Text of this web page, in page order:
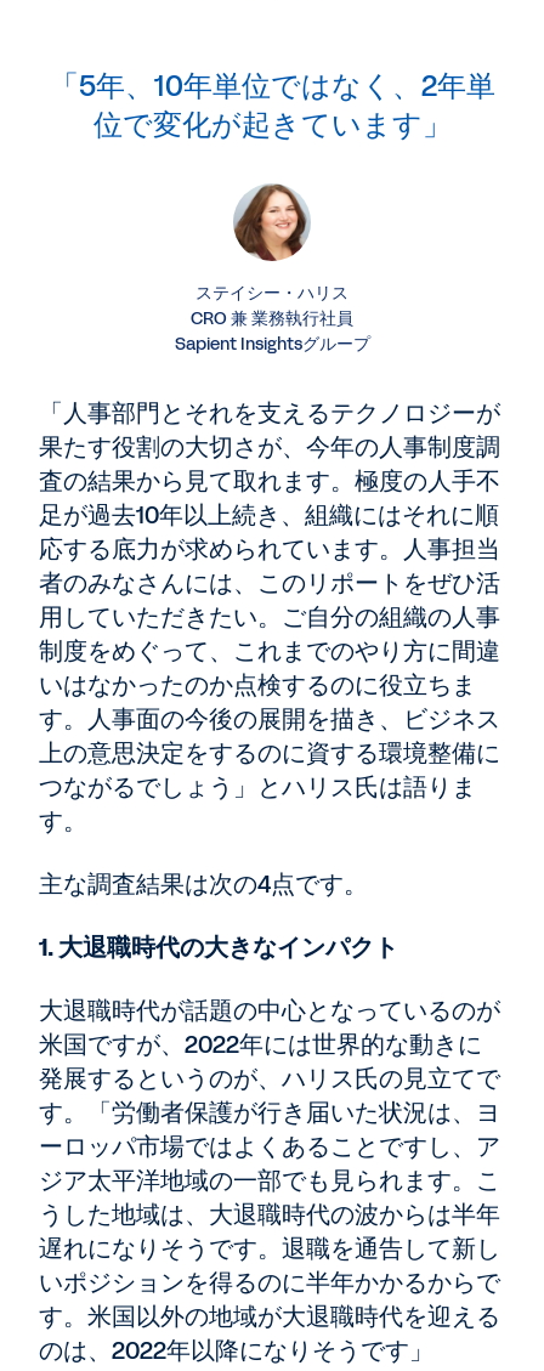
「5年、10年単位ではなく、2年単
位で変化が起きています」
ステイシー・ハリス
CRO 兼 業務執行社員
Sapient Insightsグループ
「人事部門とそれを支えるテクノロジーが
果たす役割の大切さが、今年の人事制度調
査の結果から見て取れます。極度の人手不
足が過去10年以上続き、組織にはそれに順
応する底力が求められています。人事担当
者のみなさんには、このリポートをぜひ活
用していただきたい。ご自分の組織の人事
制度をめぐって、これまでのやり方に間違
いはなかったのか点検するのに役立ちま
す。人事面の今後の展開を描き、ビジネス
上の意思決定をするのに資する環境整備に
つながるでしょう」とハリス氏は語りま
す。
主な調査結果は次の4点です。
1. 大退職時代の大きなインパクト
大退職時代が話題の中心となっているのが
米国ですが、2022年には世界的な動きに
発展するというのが、ハリス氏の見立てで
す。「労働者保護が行き届いた状況は、ヨ
ーロッパ市場ではよくあることですし、ア
ジア太平洋地域の一部でも見られます。こ
うした地域は、大退職時代の波からは半年
遅れになりそうです。退職を通告して新し
いポジションを得るのに半年かかるからで
す。米国以外の地域が大退職時代を迎える
のは、2022年以降になりそうです」